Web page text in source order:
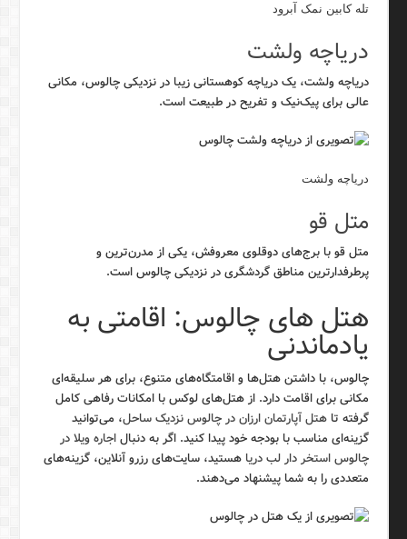
تله کابین نمک آبرود
دریاچه ولشت
دریاچه ولشت، یک دریاچه کوهستانی زیبا در نزدیکی چالوس، مکانی
عالی برای پیک‌نیک و تفریح در طبیعت است.
دریاچه ولشت
متل قو
متل قو با برج‌های دوقلوی معروفش، یکی از مدرن‌ترین و
پرطرفدارترین مناطق گردشگری در نزدیکی چالوس است.
هتل های چالوس: اقامتی به
یادماندنی
چالوس، با داشتن هتل‌ها و اقامتگاه‌های متنوع، برای هر سلیقه‌ای
مکانی برای اقامت دارد. از هتل‌های لوکس با امکانات رفاهی کامل
گرفته تاهتل آپارتمان ارزان در چالوس نزدیک ساحل، می‌توانید
گزینه‌ای مناسب با بودجه خود پیدا کنید. اگر به دنبالاجاره ویلا در
چالوس استخر دار لب دریا هستید، سایت‌های رزرو آنلاین، گزینه‌های
متعددی را به شما پیشنهاد می‌دهند.